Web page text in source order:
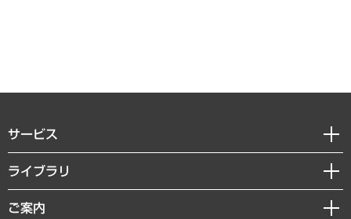
サービス
経営戦略
組織・人事戦略
デジタルイノベーション
ライブラリ
経済調査
ご案内